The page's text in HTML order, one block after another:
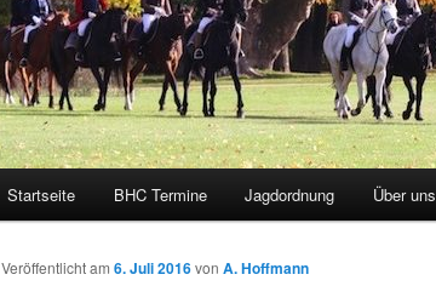
Startseite BHC Termine Jagdordnung Über uns
Veröffentlicht am 6. Juli 2016von A. Hoffmann